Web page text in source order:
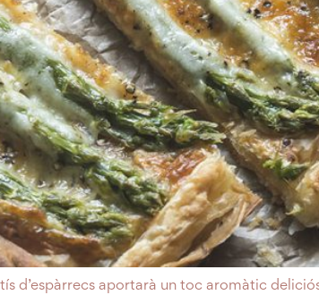
d’espàrrecs aportarà un toc aromàtic